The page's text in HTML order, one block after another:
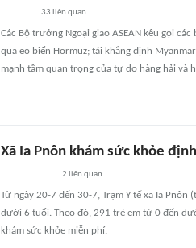
33 liên quan
Các Bộ trưởng Ngoại giao ASEAN kêu gọi
qua eo biển Hormuz; tái khẳng định
mạnh tầm quan trọng của tự do hàng hải và
Xã Ia Pnôn khám sức khỏe
2 liên quan
Từ ngày 20-7 đến 30-7, Trạm Y tế xã Ia
dưới 6 tuổi. Theo đó, 291 trẻ em từ 0 đến
khám sức khỏe miễn phí.